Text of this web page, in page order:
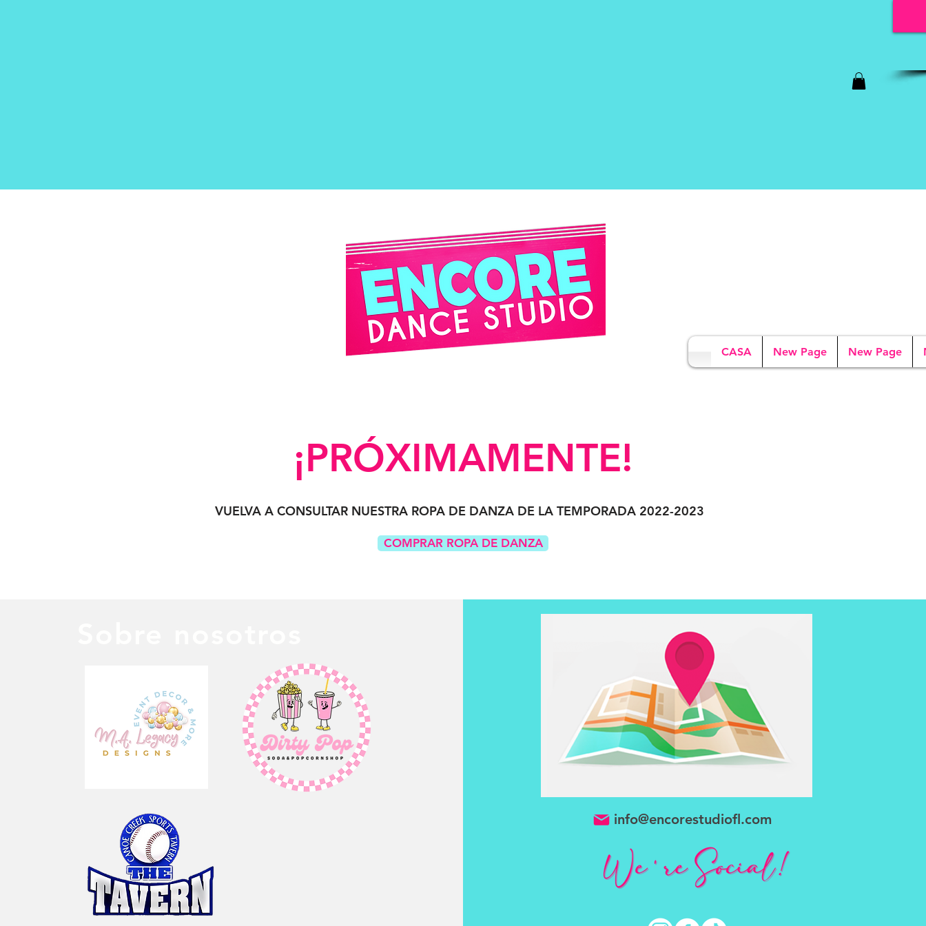
CASA New Page New Page
¡PRÓXIMAMENTE!
VUELVA A CONSULTAR NUESTRA ROPA DE DANZA DE LA TEMPORADA 2022-2023
COMPRAR ROPA DE DANZA
6474 Way Point Blvd.
info@encorestudiofl.com